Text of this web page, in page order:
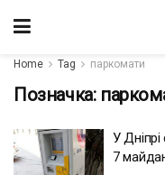
Home Tag паркомати
Позначка:
У
7